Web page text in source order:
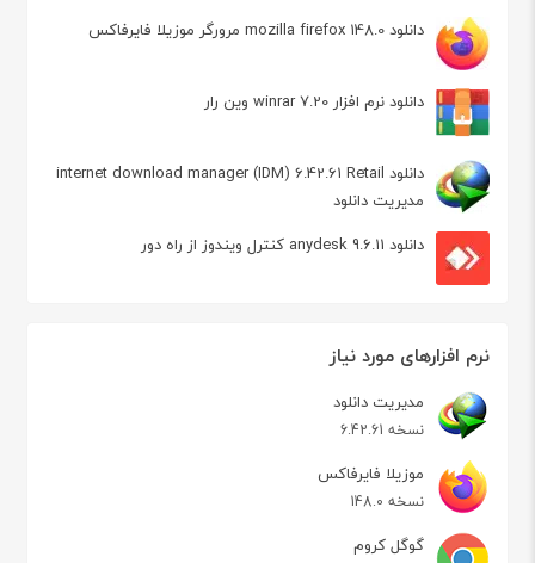
دانلود mozilla firefox 148.0 مرورگر موزیلا فایرفاکس
دانلود نرم افزار winrar 7.20 وین رار
دانلود internet download manager (IDM) 6.42.61 Retail
مدیریت دانلود
دانلود anydesk 9.6.11 کنترل ویندوز از راه دور
نرم افزارهای مورد نیاز
مدیریت دانلود
نسخه 6.42.61
موزیلا فایرفاکس
نسخه 148.0
گوگل کروم